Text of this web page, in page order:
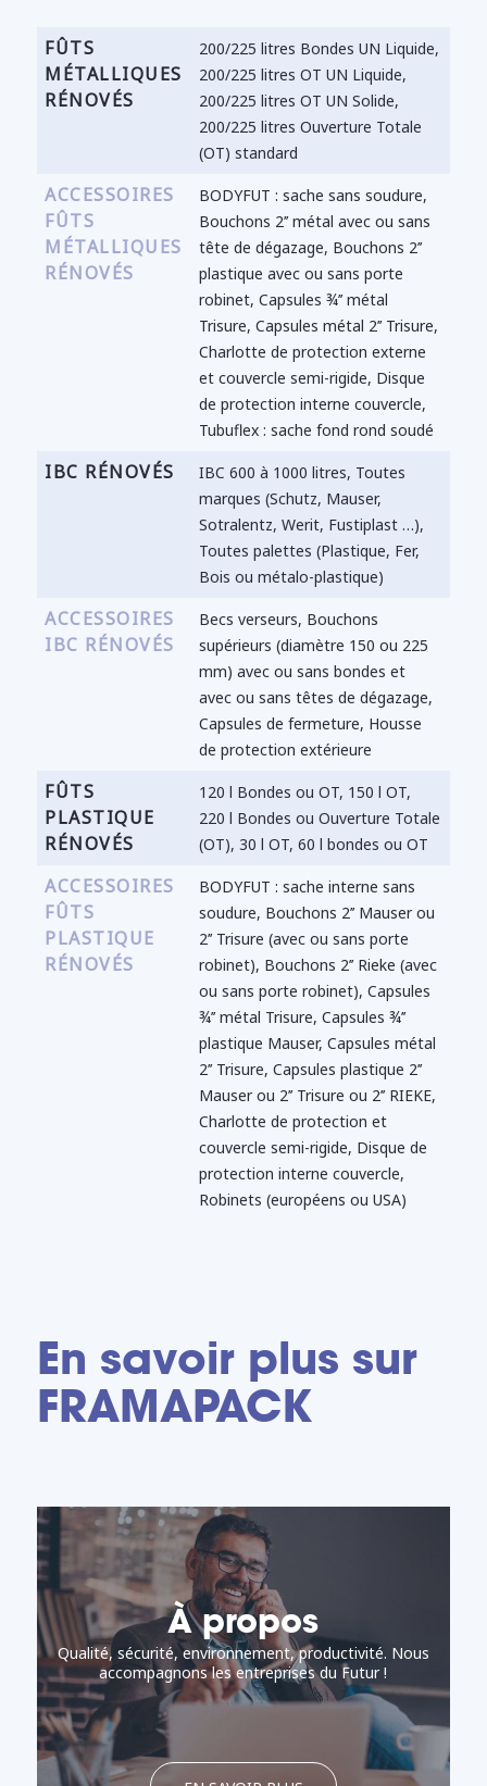
FÛTS
MÉTALLIQUES
RÉNOVÉS
200/225 litres Bondes UN Liquide,
200/225 litres OT UN Liquide,
200/225 litres OT UN Solide,
200/225 litres Ouverture Totale
(OT) standard
ACCESSOIRES
FÛTS
MÉTALLIQUES
RÉNOVÉS
BODYFUT : sache sans soudure,
Bouchons 2’’ métal avec ou sans
tête de dégazage, Bouchons 2’’
plastique avec ou sans porte
robinet, Capsules ¾’’ métal
Trisure, Capsules métal 2’’ Trisure,
Charlotte de protection externe
et couvercle semi-rigide, Disque
de protection interne couvercle,
Tubuflex : sache fond rond soudé
IBC RÉNOVÉS
IBC 600 à 1000 litres, Toutes
marques (Schutz, Mauser,
Sotralentz, Werit, Fustiplast …),
Toutes palettes (Plastique, Fer,
Bois ou métalo-plastique)
ACCESSOIRES
IBC RÉNOVÉS
Becs verseurs, Bouchons
supérieurs (diamètre 150 ou 225
mm) avec ou sans bondes et
avec ou sans têtes de dégazage,
Capsules de fermeture, Housse
de protection extérieure
FÛTS
PLASTIQUE
RÉNOVÉS
120 l Bondes ou OT, 150 l OT,
220 l Bondes ou Ouverture Totale
(OT), 30 l OT, 60 l bondes ou OT
ACCESSOIRES
FÛTS
PLASTIQUE
RÉNOVÉS
BODYFUT : sache interne sans
soudure, Bouchons 2’’ Mauser ou
2’’ Trisure (avec ou sans porte
robinet), Bouchons 2’’ Rieke (avec
ou sans porte robinet), Capsules
¾’’ métal Trisure, Capsules ¾’’
plastique Mauser, Capsules métal
2’’ Trisure, Capsules plastique 2’’
Mauser ou 2’’ Trisure ou 2’’ RIEKE,
Charlotte de protection et
couvercle semi-rigide, Disque de
protection interne couvercle,
Robinets (européens ou USA)
En savoir plus sur
FRAMAPACK
À propos
Qualité, sécurité, environnement, productivité. Nous
accompagnons les entreprises du Futur !